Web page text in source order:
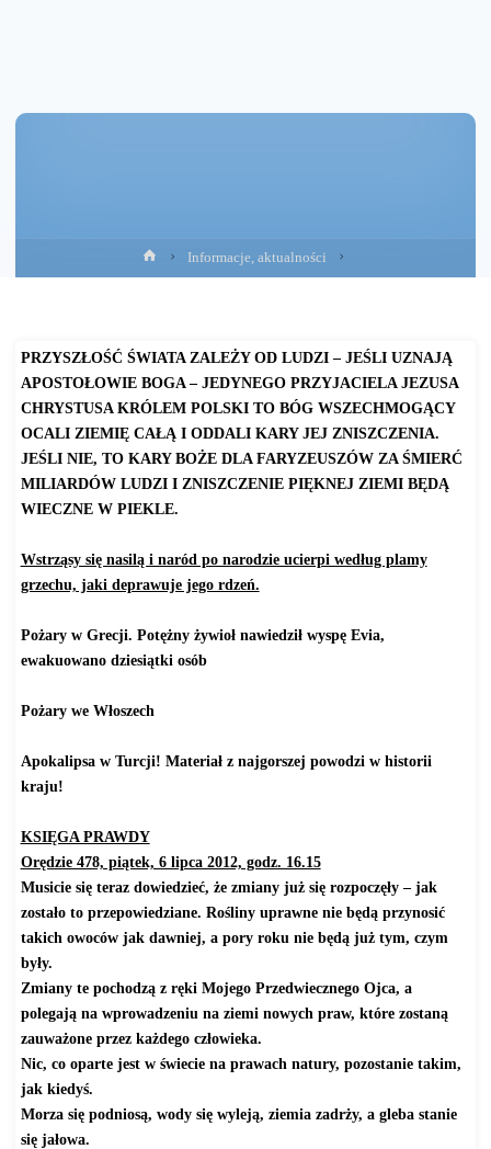
Strona
główna
Informacje, aktualności
PRZYSZŁOŚĆ ŚWIATA ZALEŻY OD LUDZI – JEŚLI UZNAJĄ
APOSTOŁOWIE BOGA – JEDYNEGO PRZYJACIELA JEZUSA
CHRYSTUSA KRÓLEM POLSKI TO BÓG WSZECHMOGĄCY
OCALI ZIEMIĘ CAŁĄ I ODDALI KARY JEJ ZNISZCZENIA.
JEŚLI NIE, TO KARY BOŻE DLA FARYZEUSZÓW ZA ŚMIERĆ
MILIARDÓW LUDZI I ZNISZCZENIE PIĘKNEJ ZIEMI BĘDĄ
WIECZNE W PIEKLE.
Wstrząsy się nasilą i naród po narodzie ucierpi według plamy
grzechu, jaki deprawuje jego rdzeń.
Pożary w Grecji. Potężny żywioł nawiedził wyspę Evia,
ewakuowano dziesiątki osób
Pożary we Włoszech
Apokalipsa w Turcji! Materiał z najgorszej powodzi w historii
kraju!
KSIĘGA PRAWDY
Orędzie 478, piątek, 6 lipca 2012, godz. 16.15
Musicie się teraz dowiedzieć, że zmiany już się rozpoczęły – jak
zostało to przepowiedziane. Rośliny uprawne nie będą przynosić
takich owoców jak dawniej, a pory roku nie będą już tym, czym
były.
Zmiany te pochodzą z ręki Mojego Przedwiecznego Ojca, a
polegają na wprowadzeniu na ziemi nowych praw, które zostaną
zauważone przez każdego człowieka.
Nic, co oparte jest w świecie na prawach natury, pozostanie takim,
jak kiedyś.
Morza się podniosą, wody się wyleją, ziemia zadrży, a gleba stanie
się jałowa.